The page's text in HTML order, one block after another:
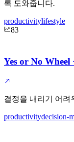
록 도와줍니다.
productivitylifestyle
83
Yes or No Wheel
결정을 내리기 어려
productivitydecision-